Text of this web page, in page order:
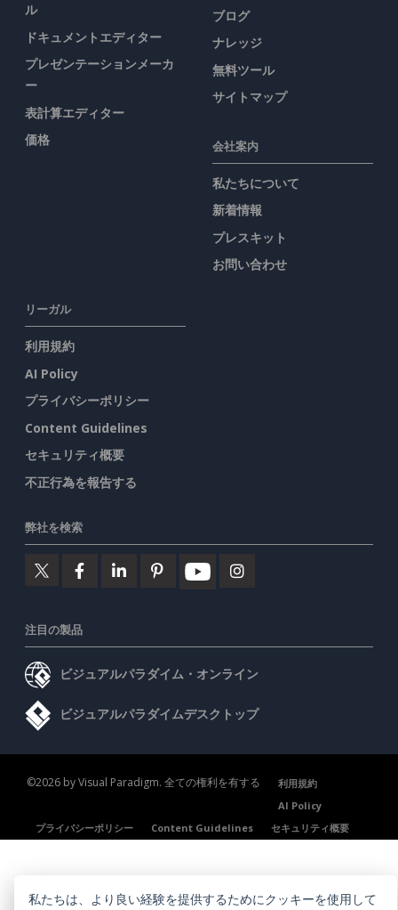
ル
ドキュメントエディター
プレゼンテーションメーカ
ー
表計算エディター
価格
ブログ
ナレッジ
無料ツール
サイトマップ
会社案内
私たちについて
新着情報
プレスキット
お問い合わせ
リーガル
利用規約
AI Policy
プライバシーポリシー
Content Guidelines
セキュリティ概要
不正行為を報告する
弊社を検索
注目の製品
ビジュアルパラダイム・オンライン
ビジュアルパラダイムデスクトップ
©2026 by Visual Paradigm. 全ての権利を有する
利用規約
AI Policy
プライバシーポリシー
Content Guidelines セキュリティ概要
私たちは、より良い経験を提供するためにクッキーを使用して